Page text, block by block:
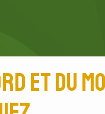
et du